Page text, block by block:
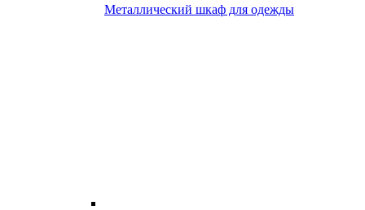
Металлический шкаф для одежды